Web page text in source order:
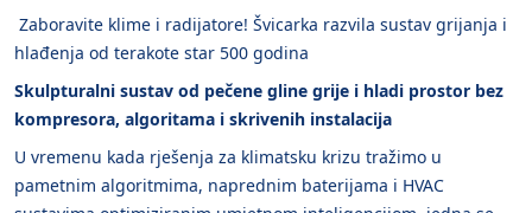
Zaboravite klime i radijatore! Švicarka razvila sustav grijanja i
hlađenja od terakote star 500 godina
Skulpturalni sustav od pečene gline grije i hladi prostor bez
kompresora, algoritama i skrivenih instalacija
U vremenu kada rješenja za klimatsku krizu tražimo u
pametnim algoritmima, naprednim baterijama i HVAC